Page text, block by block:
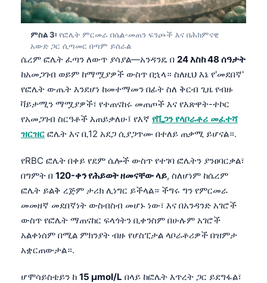
ምስል 3፡ የፎሌት ምርመራ በሴል-መጠን ፍንጮች እና በሕክምናዊ
አውድ ጋር ሲጣመር በጣም ይሰራል
ሴረም ፎሌት ፈጣን ለውጥ ያሳያል—አንዳንዴ በ 24 እስከ 48 ሰዓታት
ከአመጋገብ ወይም ከማሟያዎች ውስጥ በኋላ። ስለዚህ እኔ የ'መደበኛ'
የፎሌት ውጤት እንደሆነ ከመተማመን በፊት ስለ ቅርብ ጊዜ የብዙ
ቫይታሚን ማሟያዎች፣ የተጠናከሩ መጠጦች እና የእጽዋት-ተኮር
የአመጋገብ ስርዓቶች እጠይቃለሁ፤ የእኛ የቪጋን የላቦራቶሪ መፈተሻ
ዝርዝር ፎሌት እና ቢ12 አደጋ ሲያጋጥሙ በተለይ ጠቃሚ ይሆናል።.
የRBC ፎሌት በቀይ የደም ሴሎች ውስጥ የተገባ ፎሌትን ያንፀባርቃል፣
በግምት በ 120-ቀን የሕይወት ዘመናቸው ላይ, ስለሆነም ከሴረም
ፎሌት ይልቅ ረጅም ታሪክ ሊነግር ይችላል። ችግሩ ግን የምርመራ
መመዘኛ መደበኛነት ውስብስብ መሆኑ ነው፣ እና በአንዳንድ አገሮች
ውስጥ የፎሌት ማጠናከር ፍላጎትን ቢቀንስም በሁሉም አገሮች
አልቀነሰም በሚል ምክንያት ብዙ የሆስፒታል ላቦራቶሪዎች በዝምታ
አቋርጠውታል።.
ሆሞሳይስቴይን ከ 15 µmol/L በላይ ከፎሌት እጥረት ጋር ይደግፋል፣